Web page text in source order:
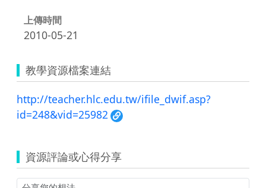
上傳時間
2010-05-21
教學資源檔案連結
http://teacher.hlc.edu.tw/ifile_dwif.asp?
id=248&vid=25982
資源評論或心得分享